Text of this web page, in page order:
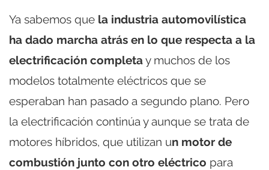
Ya sabemos que la industria automovilística
ha dado marcha atrás en lo que respecta a la
electrificación completay muchos de los
modelos totalmente eléctricos que se
esperaban han pasado a segundo plano. Pero
la electrificación continúa y aunque se trata de
motores híbridos, que utilizan un motor de
combustión junto con otro eléctrico para